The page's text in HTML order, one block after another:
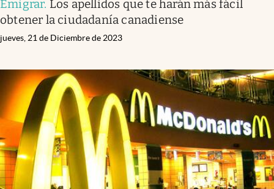
Emigrar. Los apellidos que te harán más fácil
obtener la ciudadanía canadiense
jueves, 21 de Diciembre de 2023